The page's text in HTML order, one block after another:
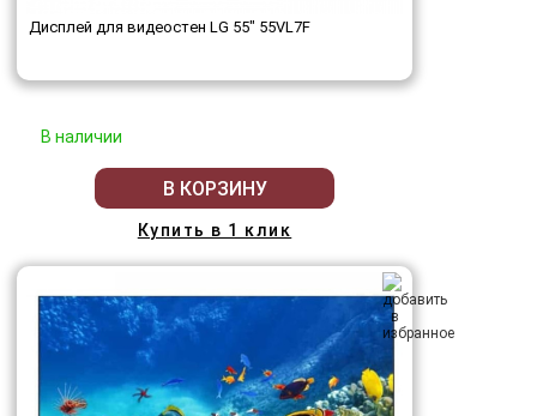
Дисплей для видеостен LG 55" 55VL7F
В наличии
В КОРЗИНУ
Купить в 1 клик